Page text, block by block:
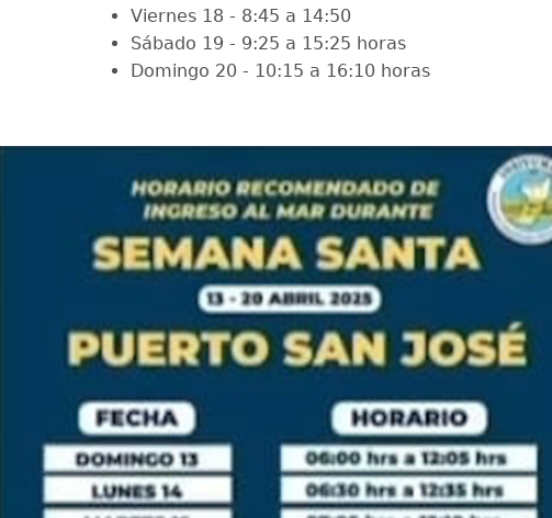
Viernes 18 - 8:45 a 14:50
Sábado 19 - 9:25 a 15:25 horas
Domingo 20 - 10:15 a 16:10 horas